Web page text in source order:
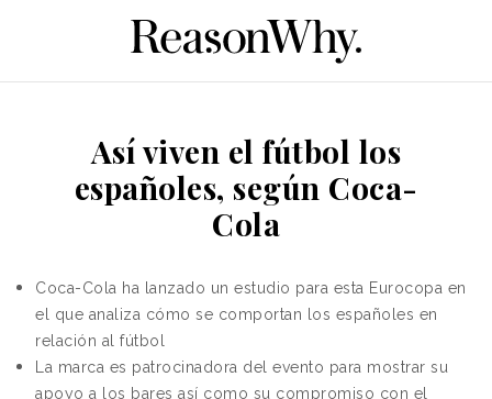
Así viven el fútbol los
españoles, según Coca-
Cola
Coca-Cola ha lanzado un estudio para esta Eurocopa en
el que analiza cómo se comportan los españoles en
relación al fútbol
La marca es patrocinadora del evento para mostrar su
apoyo a los bares así como su compromiso con el